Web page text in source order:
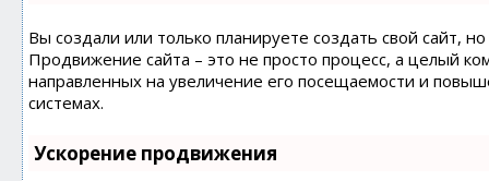
Вы создали или только планируете создать свой сайт,
Продвижение сайта – это не просто процесс, а целый
направленных на увеличение его посещаемости и
системах.
Ускорение продвижения